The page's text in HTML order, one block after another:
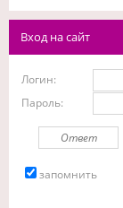
Вход на сайт
Логин:
Пароль:
запомнить